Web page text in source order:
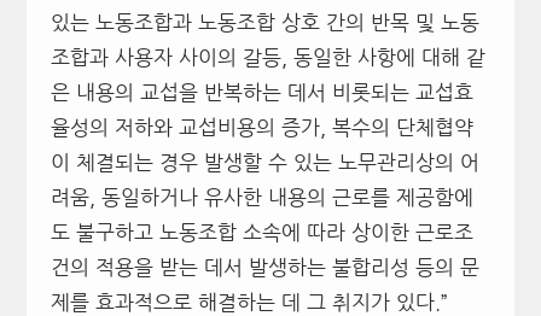
있는 노동조합과 노동조합 상호 간의 반목 및 노동
조합과 사용자 사이의 갈등, 동일한 사항에 대해 같
은 내용의 교섭을 반복하는 데서 비롯되는 교섭효
율성의 저하와 교섭비용의 증가, 복수의 단체협약
이 체결되는 경우 발생할 수 있는 노무관리상의 어
려움, 동일하거나 유사한 내용의 근로를 제공함에
도 불구하고 노동조합 소속에 따라 상이한 근로조
건의 적용을 받는 데서 발생하는 불합리성 등의 문
제를 효과적으로 해결하는 데 그 취지가 있다.”